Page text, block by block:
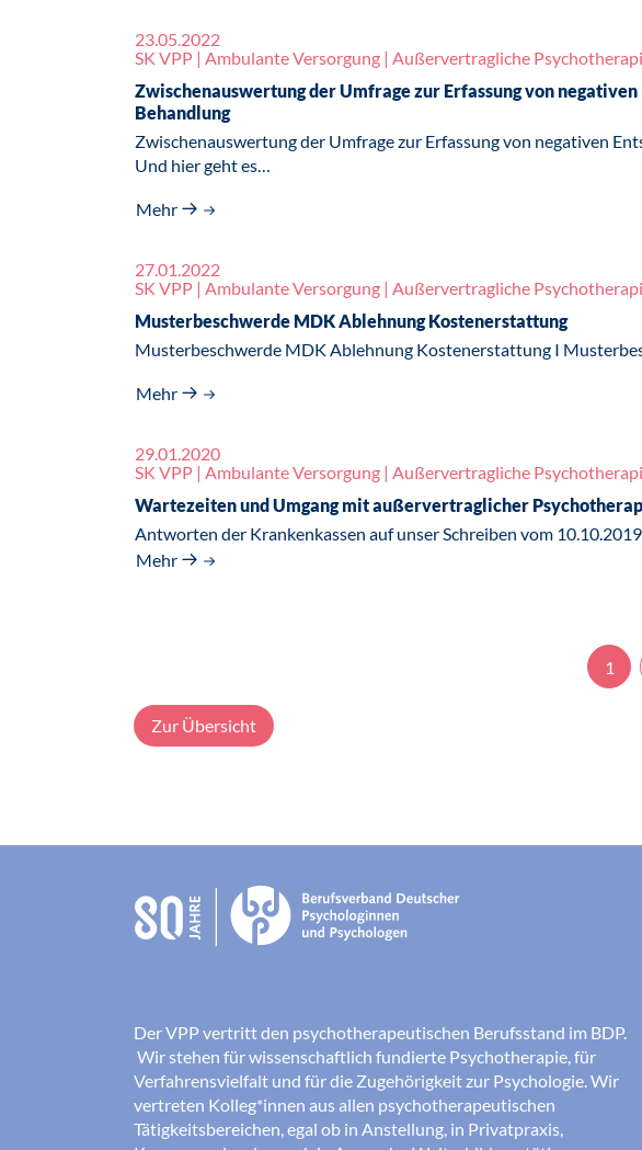
23.05.2022
SK VPP | Ambulante Versorgung | Außervertragliche
Zwischenauswertung der Umfrage zur Erfassung von
Behandlung
Zwischenauswertung der Umfrage zur Erfassung von negativen
Und hier geht es…
Mehr
27.01.2022
SK VPP | Ambulante Versorgung | Außervertragliche
Musterbeschwerde MDK Ablehnung Kostenerstattung
Musterbeschwerde MDK Ablehnung Kostenerstattung I
Mehr
29.01.2020
SK VPP | Ambulante Versorgung | Außervertragliche
Wartezeiten und Umgang mit außervertraglicher
Antworten der Krankenkassen auf unser Schreiben vom 10.10.2019
Mehr
1
Zur Übersicht
Der VPP vertritt den psychotherapeutischen Berufsstand im BDP.
Wir stehen für wissenschaftlich fundierte Psychotherapie, für
Verfahrensvielfalt und für die Zugehörigkeit zur Psychologie. Wir
vertreten Kolleg*innen aus allen psychotherapeutischen
Tätigkeitsbereichen, egal ob in Anstellung, in Privatpraxis,